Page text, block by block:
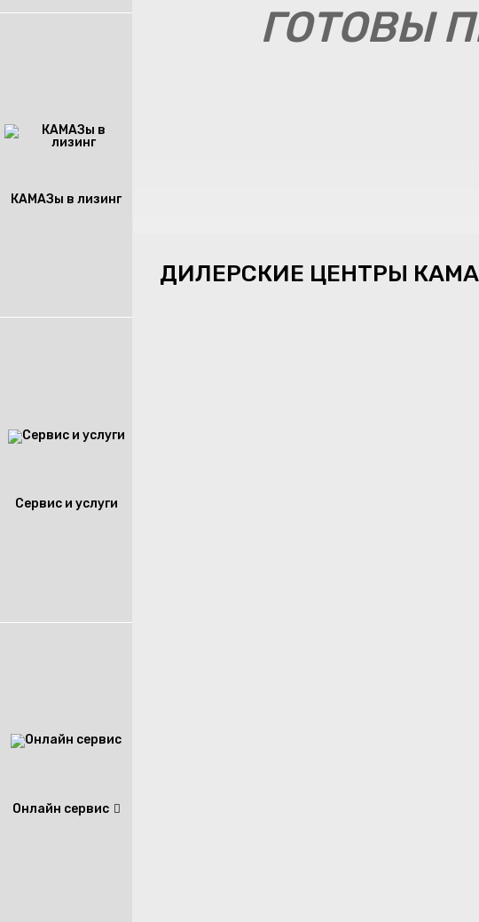
КАМАЗы в лизинг
Сервис и услуги
Онлайн сервис
ГОТОВЫ
ДИЛЕРСКИЕ ЦЕНТРЫ